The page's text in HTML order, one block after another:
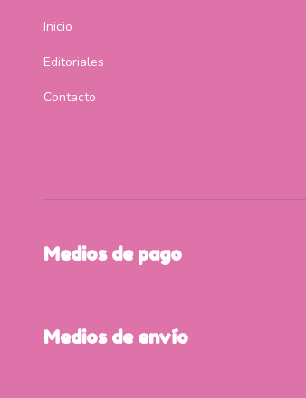
Inicio
Editoriales
Contacto
Medios de pago
Medios de envío